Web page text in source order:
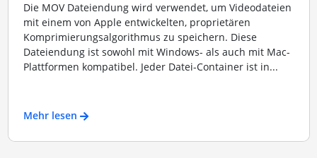
Die MOV Dateiendung wird verwendet, um Videodateien
mit einem von Apple entwickelten, proprietären
Komprimierungsalgorithmus zu speichern. Diese
Dateiendung ist sowohl mit Windows- als auch mit Mac-
Plattformen kompatibel. Jeder Datei-Container ist in...
Mehr lesen